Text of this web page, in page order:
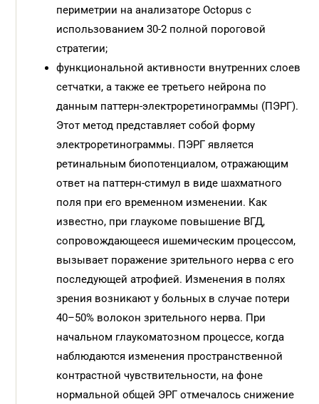
периметрии на анализаторе Octopus с
использованием 30-2 полной пороговой
стратегии;
функциональной активности внутренних слоев
сетчатки, а также ее третьего нейрона по
данным паттерн-электроретинограммы (ПЭРГ).
Этот метод представляет собой форму
электроретинограммы. ПЭРГ является
ретинальным биопотенциалом, отражающим
ответ на паттерн-стимул в виде шахматного
поля при его временном изменении. Как
известно, при глаукоме повышение ВГД,
сопровождающееся ишемическим процессом,
вызывает поражение зрительного нерва с его
последующей атрофией. Изменения в полях
зрения возникают у больных в случае потери
40–50% волокон зрительного нерва. При
начальном глаукоматозном процессе, когда
наблюдаются изменения пространственной
контрастной чувствительности, на фоне
нормальной общей ЭРГ отмечалось снижение